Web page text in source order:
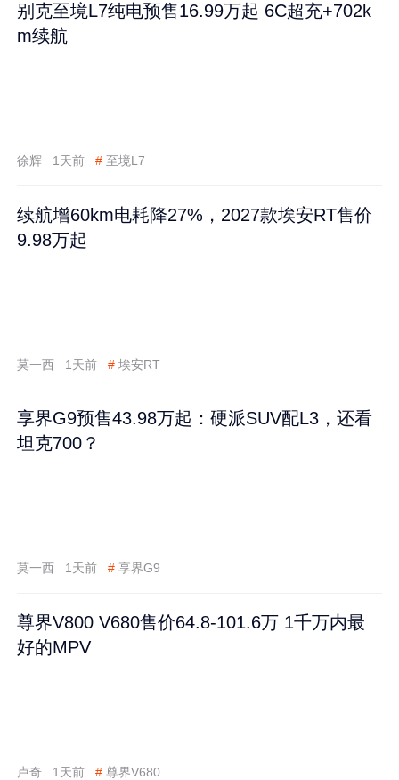
别克至境L7纯电预售16.99万起 6C超充+702k
m续航
徐辉 1天前 # 至境L7
续航增60km电耗降27%，2027款埃安RT售价
9.98万起
莫一西 1天前 # 埃安RT
享界G9预售43.98万起：硬派SUV配L3，还看
坦克700？
莫一西 1天前 # 享界G9
尊界V800 V680售价64.8-101.6万 1千万内最
好的MPV
卢奇 1天前 # 尊界V680